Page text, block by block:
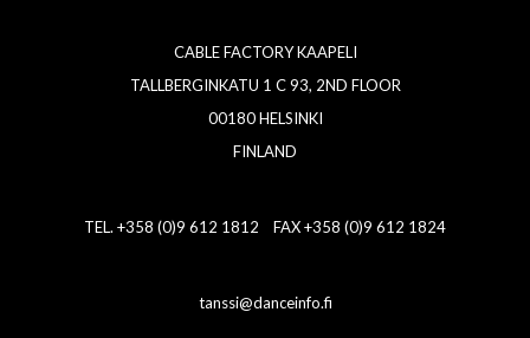
CABLE FACTORY KAAPELI
TALLBERGINKATU 1 C 93, 2ND FLOOR
00180 HELSINKI
FINLAND
TEL. +358 (0)9 612 1812 FAX +358 (0)9 612 1824
tanssi@danceinfo.fi